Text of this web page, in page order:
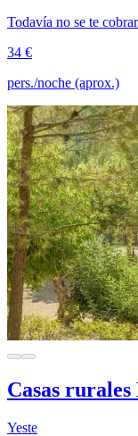
Todavía no se te
34 €
pers./noche (aprox.)
Casas
Yeste